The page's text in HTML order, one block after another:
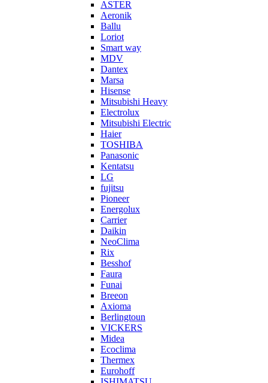
ASTER
Aeronik
Ballu
Loriot
Smart way
MDV
Dantex
Marsa
Hisense
Mitsubishi Heavy
Electrolux
Mitsubishi Electric
Haier
TOSHIBA
Panasonic
Kentatsu
LG
fujitsu
Pioneer
Energolux
Carrier
Daikin
NeoClima
Rix
Besshof
Faura
Funai
Breeon
Axioma
Berlingtoun
VICKERS
Midea
Ecoclima
Thermex
Eurohoff